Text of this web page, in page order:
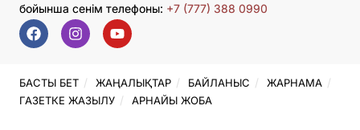
бойынша сенім телефоны: +7 (777) 388 0990
БАСТЫ БЕТ ЖАҢАЛЫҚТАР БАЙЛАНЫС
ЖАРНАМА
ГАЗЕТКЕ ЖАЗЫЛУ
АРНАЙЫ ЖОБА